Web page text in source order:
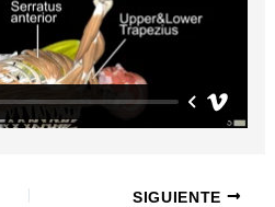
SIGUIENTE